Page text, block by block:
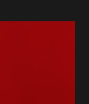
résultat d'un
scène, André
la montagne
de satisfaire son
de parler,